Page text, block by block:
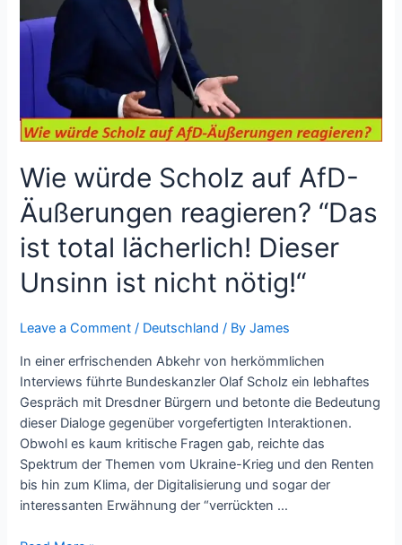
Wie würde Scholz auf AfD-
Äußerungen reagieren? “Das
ist total lächerlich! Dieser
Unsinn ist nicht nötig!“
Leave a Comment / Deutschland / ByJames
In einer erfrischenden Abkehr von herkömmlichen
Interviews führte Bundeskanzler Olaf Scholz ein lebhaftes
Gespräch mit Dresdner Bürgern und betonte die Bedeutung
dieser Dialoge gegenüber vorgefertigten Interaktionen.
Obwohl es kaum kritische Fragen gab, reichte das
Spektrum der Themen vom Ukraine-Krieg und den Renten
bis hin zum Klima, der Digitalisierung und sogar der
interessanten Erwähnung der “verrückten …
Äußerungen
reagieren?
total
lächerlich!
Unsinn
ist
nicht
nötig!“